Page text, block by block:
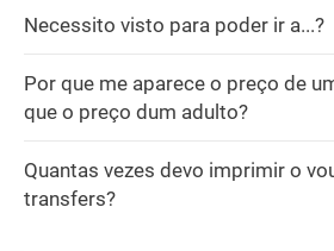
Necessito visto para poder ir a...?
Por que me aparece o preço de
que o preço dum adulto?
Quantas vezes devo imprimir o
transfers?